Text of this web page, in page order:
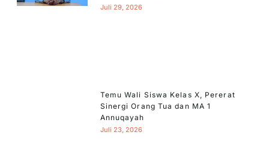
Juli 29, 2026
Temu Wali Siswa Kelas X, Pererat
Sinergi Orang Tua dan MA 1
Annuqayah
Juli 23, 2026